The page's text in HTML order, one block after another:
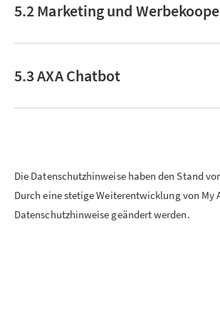
5.2 Marketing und
5.3 AXA Chatbot
Die Datenschutzhinweise haben den Stand
Durch eine stetige Weiterentwicklung von My
Datenschutzhinweise geändert werden.